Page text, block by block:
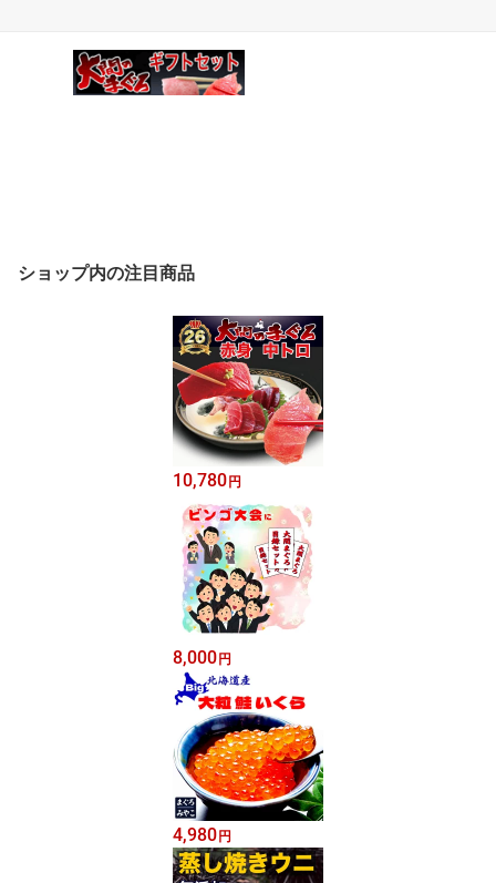
ショップ内の注目商品
10,780 円
8,000 円
4,980 円